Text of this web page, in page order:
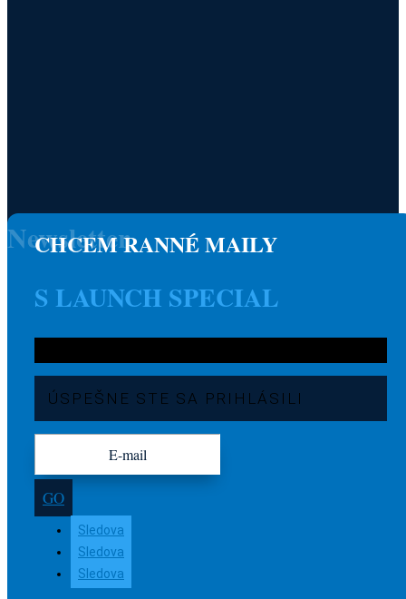
CHCEM RANNÉ MAILY
S LAUNCH SPECIAL
Newsletter
ÚSPEŠNE STE SA PRIHLÁSILI
GO
Sledova
Sledova
Sledova